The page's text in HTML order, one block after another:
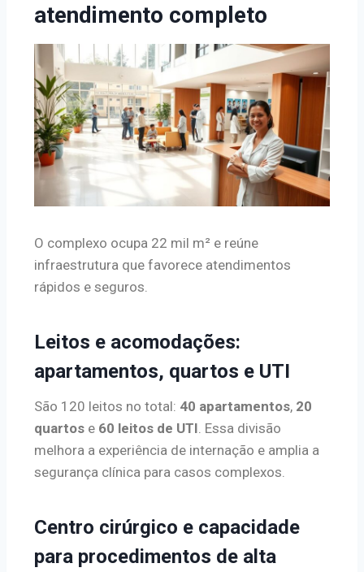
atendimento completo
O complexo ocupa 22 mil m² e reúne
infraestrutura que favorece atendimentos
rápidos e seguros.
Leitos e acomodações:
apartamentos, quartos e UTI
São 120 leitos no total: 40 apartamentos, 20
quartos e 60 leitos de UTI . Essa divisão
melhora a experiência de internação e amplia a
segurança clínica para casos complexos.
Centro cirúrgico e capacidade
para procedimentos de alta